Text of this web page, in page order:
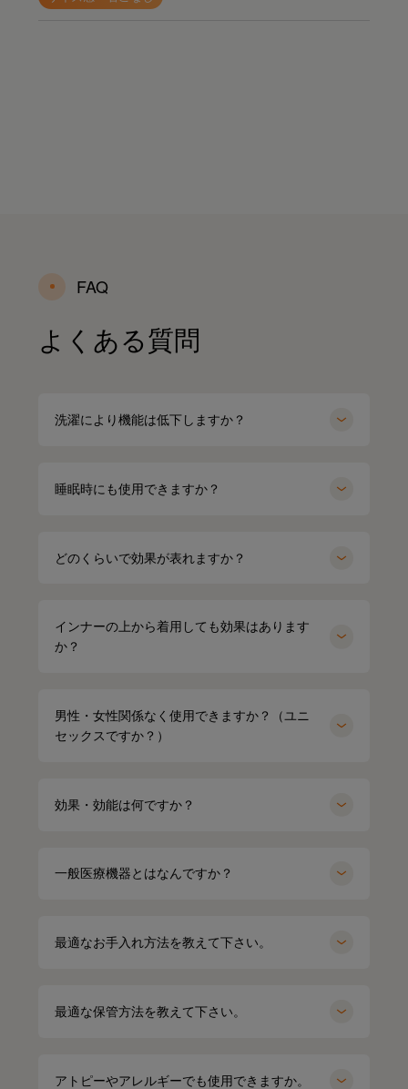
FAQ
よくある質問
洗濯により機能は低下しますか？
睡眠時にも使用できますか？
どのくらいで効果が表れますか？
インナーの上から着用しても効果はあります
か？
男性・女性関係なく使用できますか？（ユニ
セックスですか？）
効果・効能は何ですか？
一般医療機器とはなんですか？
最適なお手入れ方法を教えて下さい。
最適な保管方法を教えて下さい。
アトピーやアレルギーでも使用できますか。
オーバーサイズTシャツ（ブラック）
ポロシャツ（ホワイト）Mサイズ